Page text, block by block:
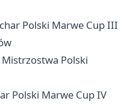
Polski Marwe Cup III
Polski
Polski Marwe Cup IV